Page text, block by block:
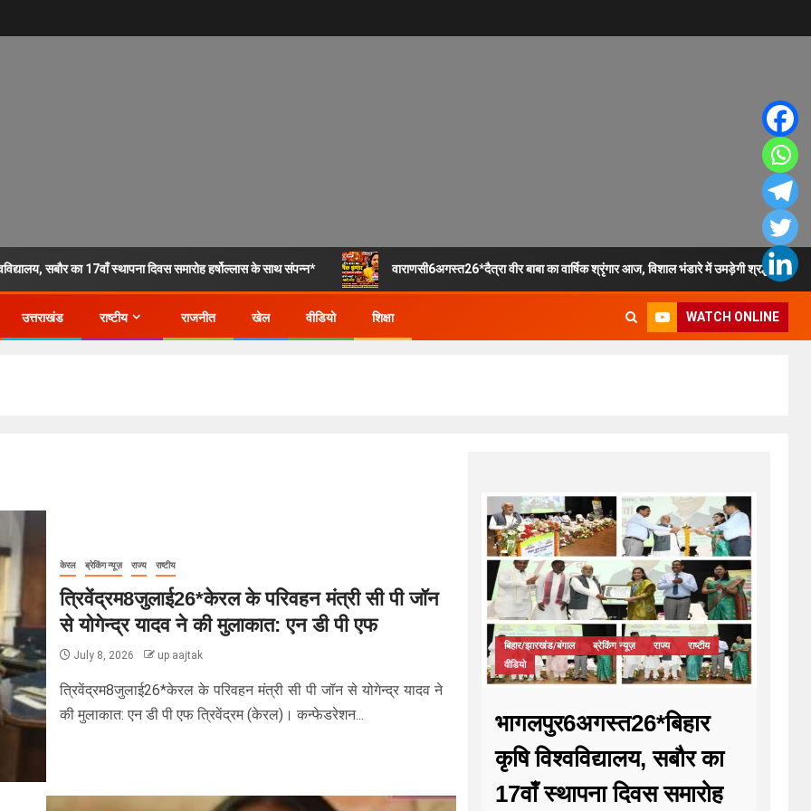
सबौर का 17वाँ स्थापना दिवस समारोह हर्षोल्लास के साथ संपन्न* वाराणसी6अगस्त26*दैत्रा वीर बाबा का वार्षिक श्रृंगार आज, विशाल भंडारे में उमड़ेगी श्रद्धालुओं की
उत्तराखंड राष्टीय राजनीत खेल वीडियो शिक्षा WATCH ONLINE
केरल ब्रेकिंग न्यूज़ राज्य राष्टीय
त्रिवेंद्रम8जुलाई26*केरल के परिवहन मंत्री सी पी जॉन
से योगेन्द्र यादव ने की मुलाकात: एन डी पी एफ
July 8, 2026 up aajtak
त्रिवेंद्रम8जुलाई26*केरल के परिवहन मंत्री सी पी जॉन से योगेन्द्र यादव ने
की मुलाकात: एन डी पी एफ त्रिवेंद्रम (केरल)। कन्फेडरेशन...
बिहार/झारखंड/बंगाल ब्रेकिंग न्यूज़ राज्य
राष्टीय
वीडियो
भागलपुर6अगस्त26*बिहार
कृषि विश्वविद्यालय, सबौर का
17वाँ स्थापना दिवस समारोह